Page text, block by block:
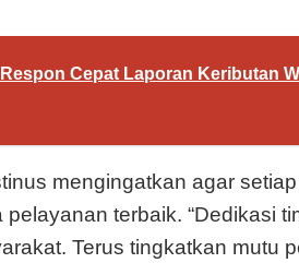
Cepat Laporan Keributan
mengingatkan agar
terbaik. “Dedikasi
Terus tingkatkan mutu